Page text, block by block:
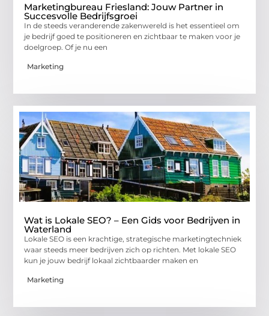
Marketingbureau Friesland: Jouw Partner in
Succesvolle Bedrijfsgroei
In de steeds veranderende zakenwereld is het essentieel om
je bedrijf goed te positioneren en zichtbaar te maken voor je
doelgroep. Of je nu een
Marketing
Wat is Lokale SEO? – Een Gids voor Bedrijven in
Waterland
Lokale SEO is een krachtige, strategische marketingtechniek
waar steeds meer bedrijven zich op richten. Met lokale SEO
kun je jouw bedrijf lokaal zichtbaarder maken en
Marketing